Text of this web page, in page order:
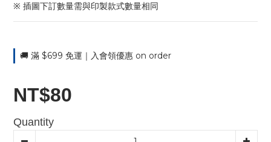
※ 插圖下訂數量需與印製款式數量相同
🚚 滿 $699 免運｜入會領優惠 on order
NT$80
Quantity